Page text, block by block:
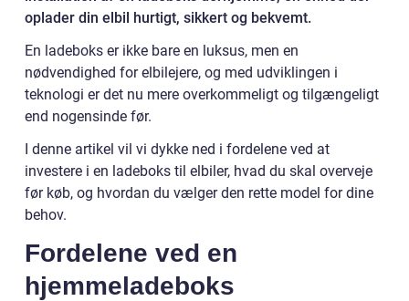
oplader din elbil hurtigt, sikkert og bekvemt.
En ladeboks er ikke bare en luksus, men en
nødvendighed for elbilejere, og med udviklingen i
teknologi er det nu mere overkommeligt og tilgængeligt
end nogensinde før.
I denne artikel vil vi dykke ned i fordelene ved at
investere i en ladeboks til elbiler, hvad du skal overveje
før køb, og hvordan du vælger den rette model for dine
behov.
Fordelene ved en
hjemmeladeboks